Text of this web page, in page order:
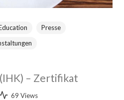
Presse
– Zertifikat
69 Views